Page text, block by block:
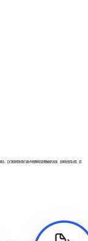
念，它们能够帮助我们更好地理解和管理数据的来源、变换和使用过程，提